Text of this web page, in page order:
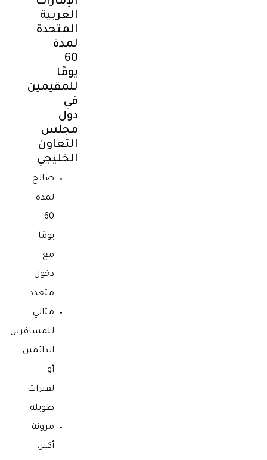
العربية
المتحدة
لمدة
60
يومًا
للمقيمين
في
دول
مجلس
التعاون
الخليجي
صالح
لمدة
60
يومًا
مع
دخول
متعدد.
مثالي
للمسافرين
الدائمين
أو
لفترات
طويلة.
مرونة
أكبر،